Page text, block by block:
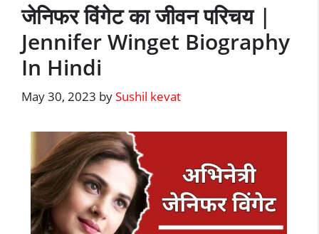
जेनिफर विंगेट का जीवन परिचय |
Jennifer Winget Biography
In Hindi
May 30, 2023 bySushil kevat